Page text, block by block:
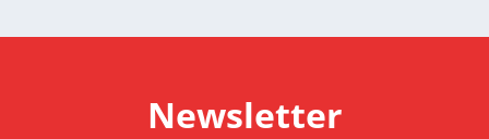
Newsletter